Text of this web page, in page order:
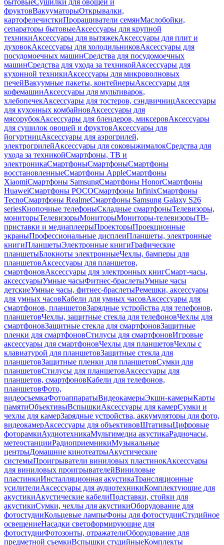
бытовыеСушилки для овощей и
фруктовВакууматорыОткрывалки,
картофелечисткиПроращиватели семянМаслобойки,
сепараторы бытовыеАксессуары для крупной
техникиАксессуары для вытяжекАксессуары для плит и
духовокАксессуары для холодильниковАксессуары для
посудомоечных машинСредства для посудомоечных
машинСредства для ухода за техникойАксессуары для
кухонной техникиАксессуары для микроволновых
печейВакуумные пакеты, контейнерыАксессуары для
кофемашинАксессуары для мультиварок,
хлебопечекАксессуары для тостеров, сэндвичницАксессуары
для кухонных комбайновАксессуары для
мясорубокАксессуары для блендеров, миксеровАксессуары
для сушилок овощей и фруктовАксессуары для
йогуртницАксессуары для аэрогрилей,
электрогрилейАксессуары для соковыжималокСредства для
ухода за техникойСмартфоны, ТВ и
электроникаСмартфоныСмартфоныСмартфоны
восстановленныеСмартфоны AppleСмартфоны
XiaomiСмартфоны SamsungСмартфоны HonorСмартфоны
HuaweiСмартфоны POCOСмартфоны InfinixСмартфоны
TecnoСмартфоны RealmeСмартфоны Samsung Galaxy S26
seriesКнопочные телефоныСкладные смартфоныТелевизоры,
мониторыТелевизорыМониторыМониторы-телевизорыТВ-
приставки и медиаплеерыПроекторыПроекционные
экраныПрофессиональные дисплеиПланшеты, электронные
книгиПланшетыЭлектронные книгиГрафические
планшетыБлокноты электронныеЧехлы, бамперы для
планшетовАксессуары для планшетов,
смартфоновАксессуары для электронных книгСмарт-часы,
аксессуарыУмные часыФитнес-браслетыУмные часы
детскиеУмные часы, фитнес-браслетыРемешки, аксессуары
для умных часовКабели для умных часовАксессуары для
смартфонов, планшетовЗарядные устройства для телефонов,
планшетовЧехлы, защитные стекла для телефоновЧехлы для
смартфоновЗащитные стекла для смартфоновЗащитные
пленки для смартфоновСтилусы для смартфоновИгровые
аксессуары для смартфоновЧехлы для планшетовЧехлы с
клавиатурой для планшетовЗащитные стекла для
планшетовЗащитные пленки для планшетовСумки для
планшетовСтилусы для планшетовАксессуары для
планшетов, смартфоновКабели для телефонов,
планшетовФото,
видеосъемкаФотоаппаратыВидеокамерыЭкшн-камерыКарты
памятиОбъективыВспышкиАксессуары для камерСумки и
чехлы для камерЗарядные устройства, аккумуляторы для фото,
видеокамерАксессуары для объективовШтативыЦифровые
фоторамкиАудиотехникаМультимедиа акустикаРадиочасы,
метеостанцииРадиоприемникиМузыкальные
центрыДомашние кинотеатрыАкустические
системыПроигрыватели виниловых пластинокАксессуары
для виниловых проигрывателейВиниловые
пластинкиИнсталляционная акустикаТрансляционные
усилителиАксессуары для аудиотехникиКомплектующие для
акустикиАкустические кабелиПодставки, стойки для
акустикиСумки, чехлы для акустикиОборудование для
фотостудииКольцевые лампыФоны для фотостудииСтудийное
освещениеНасадки светоформирующие для
фотостудииФотозонты, отражателиОборудование для
предметной съемкиВспышки студийныеКомплекты